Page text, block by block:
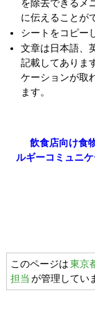
を除去できるメ
に伝えることが
シートをコピー
文章は日本語、
記載してありま
ケーションが取
ます。
飲食店向け食
ルギーコミュニ
このページは東京
担当 が管理してい